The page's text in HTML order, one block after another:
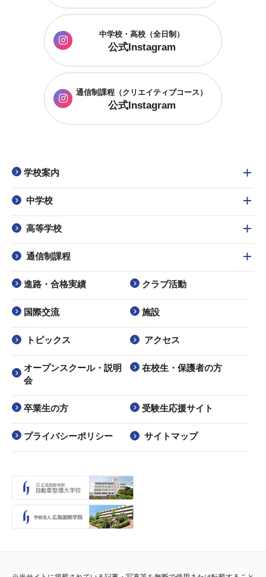
中学校・高校（全日制）
公式Instagram
通信制課程 （クリエイティブコース）
公式Instagram
学校案内
中学校
高等学校
通信制課程
進路・合格実績 クラブ活動
国際交流 施設
トピックス アクセス
オープンスクール・説明
会
在校生・保護者の方
卒業生の方 受験生応援サイト
プライバシーポリシー サイトマップ